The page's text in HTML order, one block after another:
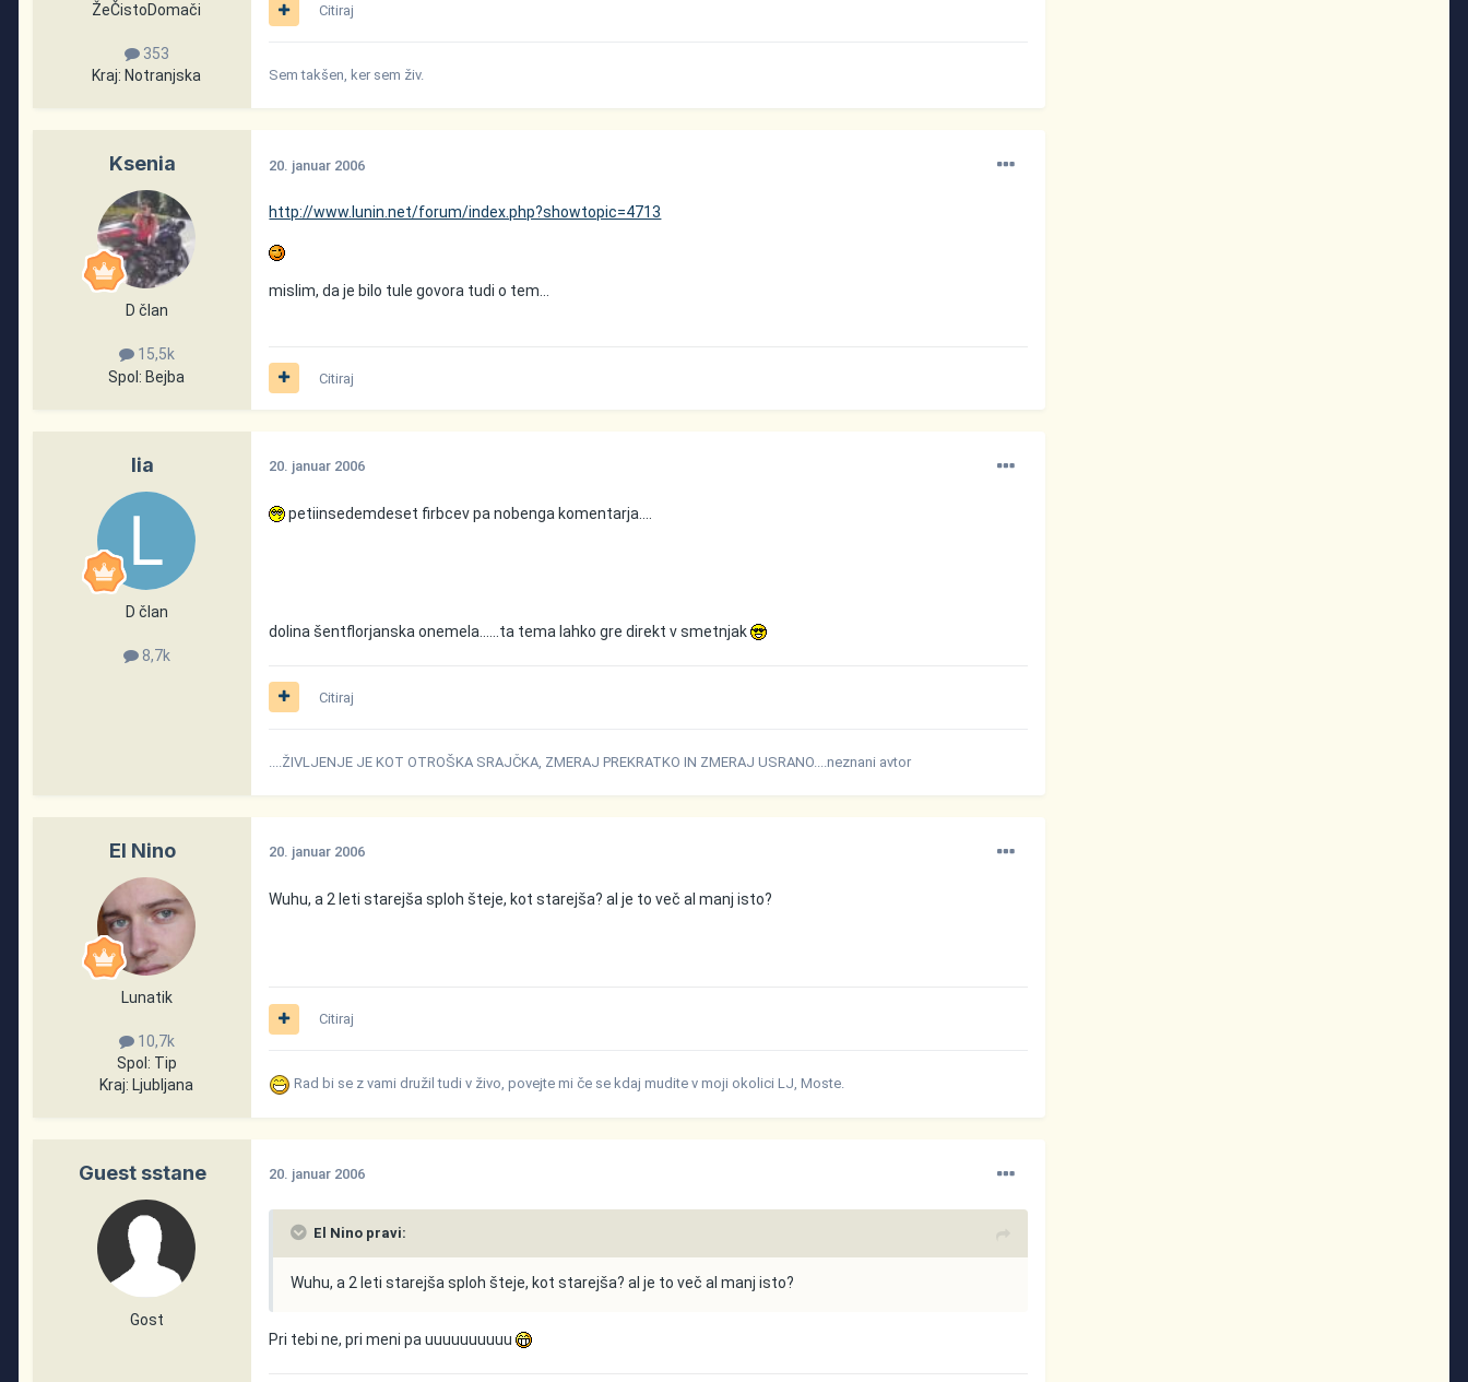
ŽeČistoDomači
353
Kraj: Notranjska
Citiraj
Sem takšen, ker sem živ.
Ksenia
D član
15,5k
Spol: Bejba
20. januar 2006
http://www.lunin.net/forum/index.php?showtopic=4713
mislim, da je bilo tule govora tudi o tem...
Citiraj
lia
D član
8,7k
20. januar 2006
petiinsedemdeset firbcev pa nobenga komentarja....
dolina šentflorjanska onemela......ta tema lahko gre direkt v smetnjak
Citiraj
....ŽIVLJENJE JE KOT OTROŠKA SRAJČKA, ZMERAJ PREKRATKO IN ZMERAJ USRANO....neznani avtor
El Nino
Lunatik
10,7k
Spol: Tip
Kraj: Ljubljana
20. januar 2006
Wuhu, a 2 leti starejša sploh šteje, kot starejša? al je to več al manj isto?
Citiraj
Rad bi se z vami družil tudi v živo, povejte mi če se kdaj mudite v moji okolici LJ, Moste.
Guest sstane
Gost
20. januar 2006
El Nino pravi:
Wuhu, a 2 leti starejša sploh šteje, kot starejša? al je to več al manj isto?
Pri tebi ne, pri meni pa uuuuuuuuuu